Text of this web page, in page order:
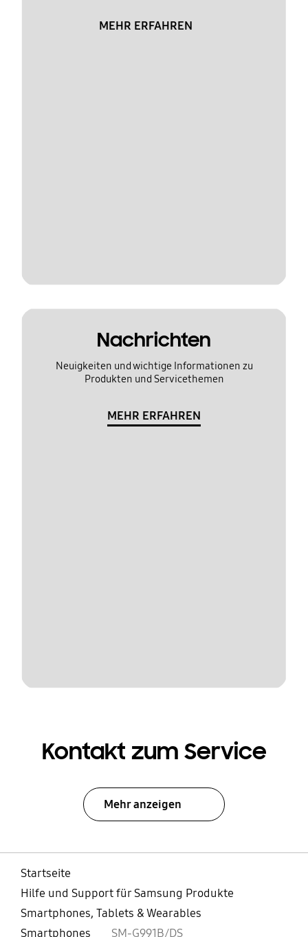
MEHR ERFAHREN
Nachrichten
Neuigkeiten und wichtige Informationen zu
Produkten und Servicethemen
MEHR ERFAHREN
Kontakt zum Service
Mehr anzeigen
Startseite
Hilfe und Support für Samsung Produkte
Smartphones, Tablets & Wearables
Smartphones
SM-G991B/DS